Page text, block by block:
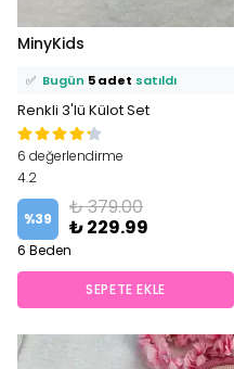
MinyKids
⭐️ Bu ürünü17 kişifavoriledi!
🛒 7 kişisepetine ekledi!
✅ Bugün 5 adet satıldı
Renkli 3'lü Külot Set
6 değerlendirme
4.2
%39
₺ 379.00
₺ 229.99
6 Beden
SEPETE EKLE